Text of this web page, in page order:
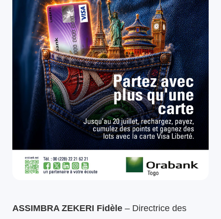
ASSIMBRA ZEKERI Fidèle – Directrice des